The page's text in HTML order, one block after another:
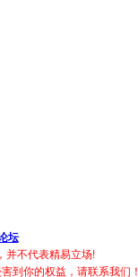
坛
并不代表精易立场!
到你的权益，请联系我们！